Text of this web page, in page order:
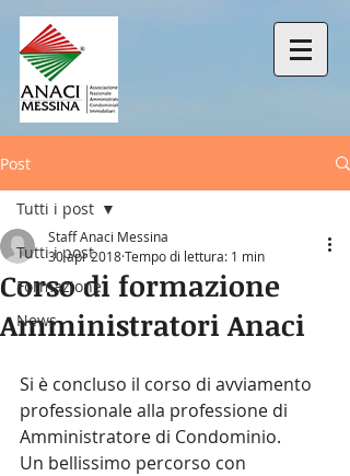
Post
Tutti i post
Formazione
News
Tutti i post
Corso di formazione
Amministratori Anaci
Staff Anaci Messina
30 apr 2018Tempo di lettura: 1 min
Si è concluso il corso di avviamento
professionale alla professione di
Amministratore di Condominio.
Un bellissimo percorso con